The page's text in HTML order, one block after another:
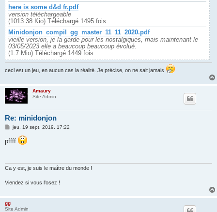
here is some d&d fr.pdf
version téléchargeable
(1013.38 Kio) Téléchargé 1495 fois
Minidonjon_compil_gg_master_11_11_2020.pdf
vieille version, je la garde pour les nostalgiques, mais maintenant le
03/05/2023 elle a beaucoup beaucoup évolué.
(1.7 Mio) Téléchargé 1449 fois
ceci est un jeu, en aucun cas la réalité. Je précise, on ne sait jamais
Amaury
Site Admin
Re: minidonjon
M
s
s
jeu. 19 sept. 2019, 17:22
pffff
Ca y est, je suis le maître du monde !
Viendez si vous l'osez !
gg
Site Admin